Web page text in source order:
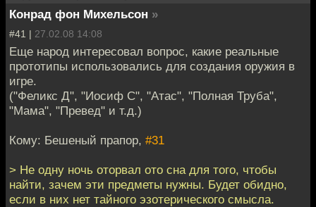
Конрад фон Михельсон »
#41 | 27.02.08 14:08
Еще народ интересовал вопрос, какие реальные
прототипы использовались для создания оружия в
игре.
("Феликс Д", "Иосиф С", "Атас", "Полная Труба",
"Мама", "Превед" и т.д.)
Кому: Бешеный прапор, #31
> Не одну ночь оторвал ото сна для того, чтобы
найти, зачем эти предметы нужны. Будет обидно,
если в них нет тайного эзотерического смысла.